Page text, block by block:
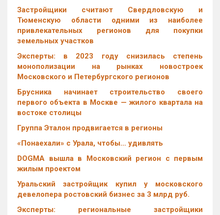
Застройщики считают Свердловскую и
Тюменскую области одними из наиболее
привлекательных регионов для покупки
земельных участков
Эксперты: в 2023 году снизилась степень
монополизации на рынках новостроек
Московского и Петербургского регионов
Брусника начинает строительство своего
первого объекта в Москве — жилого квартала на
востоке столицы
Группа Эталон продвигается в регионы
«Понаехали» с Урала, чтобы… удивлять
DOGMA вышла в Московский регион с первым
жилым проектом
Уральский застройщик купил у московского
девелопера ростовский бизнес за 3 млрд руб.
Эксперты: региональные застройщики